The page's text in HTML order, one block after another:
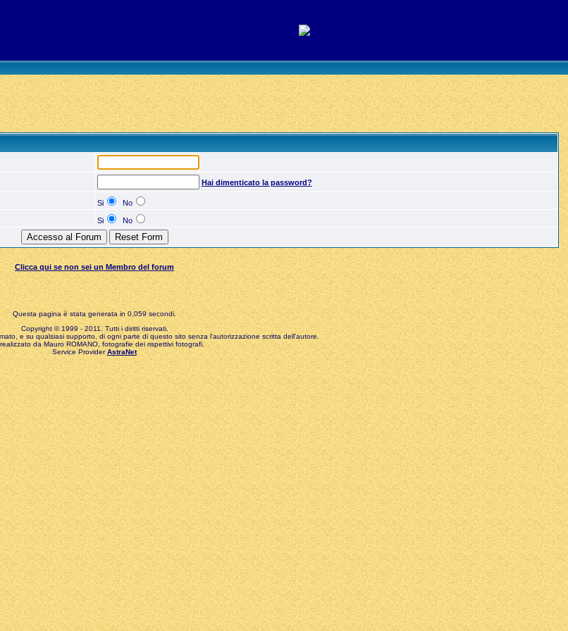
Hai dimenticato la password?
Si
No
Si No
Clicca qui se non sei un Membro del forum
Questa pagina è stata generata in 0,059 secondi.
Copyright © 1999 - 2011. Tutti i diritti riservati.
e su qualsiasi supporto, di ogni parte di questo sito senza l'autorizzazione scritta dell'autore.
da Mauro ROMANO, fotografie dei rispettivi fotografi.
Service ProviderAstraNet